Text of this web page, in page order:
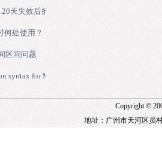
天失效后的解决方法
何处使用？
区间问题
syntax for MS-Access (JetSQL)
Copyright ©
地址：广州市天河区员